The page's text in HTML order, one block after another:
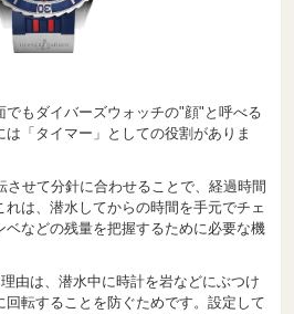
でもダイバーズウォッチの"顔"と呼べる
「タイマー」としての役割がありま
せて分針に合わせることで、経過時間
は、潜水してからの時間を手元でチェ
ベなどの残量を把握するために必要な機
由は、潜水中に時計を岩などにぶつけ
回転することを防ぐためです。設定して